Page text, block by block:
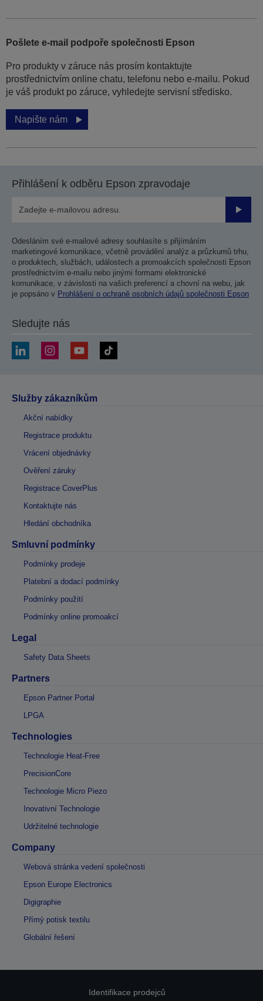
Pošlete e-mail podpoře společnosti Epson
Pro produkty v záruce nás prosím kontaktujte
prostřednictvím online chatu, telefonu nebo e-mailu. Pokud
je váš produkt po záruce, vyhledejte servisní středisko.
Napište nám
Přihlášení k odběru Epson zpravodaje
Odesláním své e-mailové adresy souhlasíte s přijímáním
marketingové komunikace, včetně provádění analýz a průzkumů trhu,
o produktech, službách, událostech a promoakcích společnosti Epson
prostřednictvím e-mailu nebo jinými formami elektronické
komunikace, v závislosti na vašich preferencí a chovní na webu, jak
je popsáno v Prohlášení o ochraně osobních údajů společnosti Epson
Sledujte nás
Služby zákazníkům
Akční nabídky
Registrace produktu
Vrácení objednávky
Ověření záruky
Registrace CoverPlus
Kontaktujte nás
Hledání obchodníka
Smluvní podmínky
Podmínky prodeje
Platební a dodací podmínky
Podmínky použití
Podmínky online promoakcí
Legal
Safety Data Sheets
Partners
Epson Partner Portal
LPGA
Technologies
Technologie Heat-Free
PrecisionCore
Technologie Micro Piezo
Inovativní Technologie
Udržitelné technologie
Company
Webová stránka vedení společnosti
Epson Europe Electronics
Digigraphie
Přímý potisk textilu
Globální řešení
Identifikace prodejců